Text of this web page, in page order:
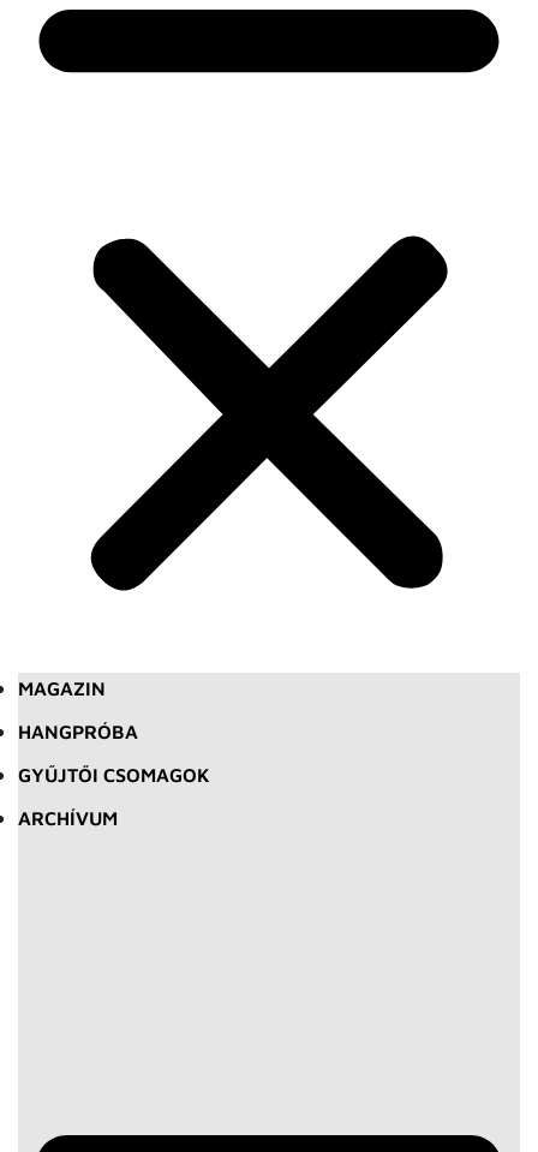
MAGAZIN
HANGPRÓBA
GYŰJTŐI CSOMAGOK
ARCHÍVUM